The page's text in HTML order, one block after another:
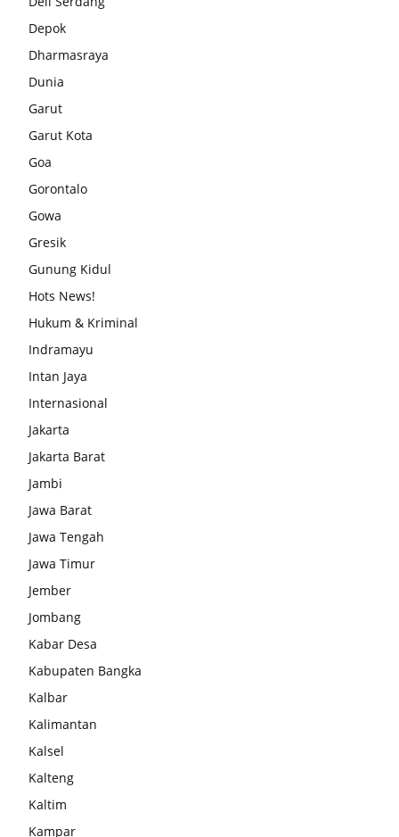
Depok
Dharmasraya
Dunia
Garut
Garut Kota
Goa
Gorontalo
Gowa
Gresik
Gunung Kidul
Hots News!
Hukum & Kriminal
Indramayu
Intan Jaya
Internasional
Jakarta
Jakarta Barat
Jambi
Jawa Barat
Jawa Tengah
Jawa Timur
Jember
Jombang
Kabar Desa
Kabupaten Bangka
Kalbar
Kalimantan
Kalsel
Kalteng
Kaltim
Kampar